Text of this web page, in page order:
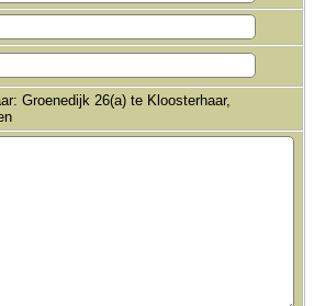
Groenedijk 26(a) te Kloosterhaar,